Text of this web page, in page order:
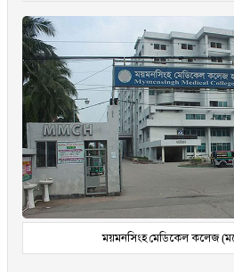
ময়মনসিংহ মেডিকেল কলেজ